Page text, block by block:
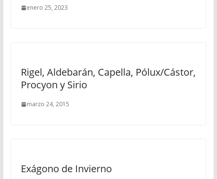
enero 25, 2023
Rigel, Aldebarán, Capella, Pólux/Cástor,
Procyon y Sirio
marzo 24, 2015
Exágono de Invierno